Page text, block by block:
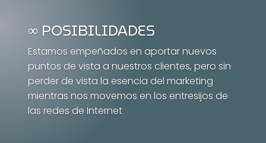
∞ POSIBILIDADES
Estamos empeñados en aportar nuevos
puntos de vista a nuestros clientes, pero sin
perder de vista la esencia del marketing
mientras nos movemos en los entresijos de
las redes de Internet